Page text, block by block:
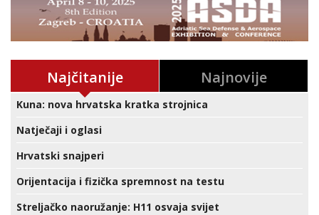
Najčitanije Najnovije
Kuna: nova hrvatska kratka strojnica
Natječaji i oglasi
Hrvatski snajperi
Orijentacija i fizička spremnost na testu
Streljačko naoružanje: H11 osvaja svijet